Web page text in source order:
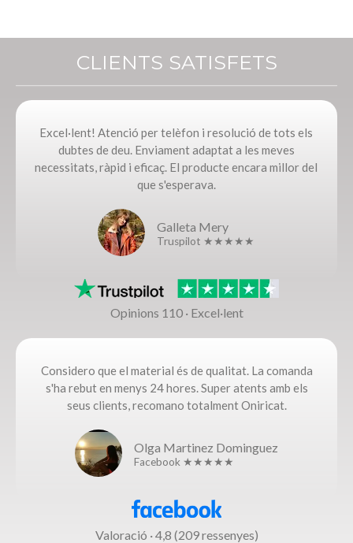
CLIENTS SATISFETS
Excel·lent! Atenció per telèfon i resolució de tots els
dubtes de deu. Enviament adaptat a les meves
necessitats, ràpid i eficaç. El producte encara millor del
que s'esperava.
Galleta Mery
Truspilot ★★★★★
Opinions 110 · Excel·lent
Considero que el material és de qualitat. La comanda
s'ha rebut en menys 24 hores. Super atents amb els
seus clients, recomano totalment Oniricat.
Olga Martinez Dominguez
Facebook ★★★★★
Valoració · 4,8 (209 ressenyes)